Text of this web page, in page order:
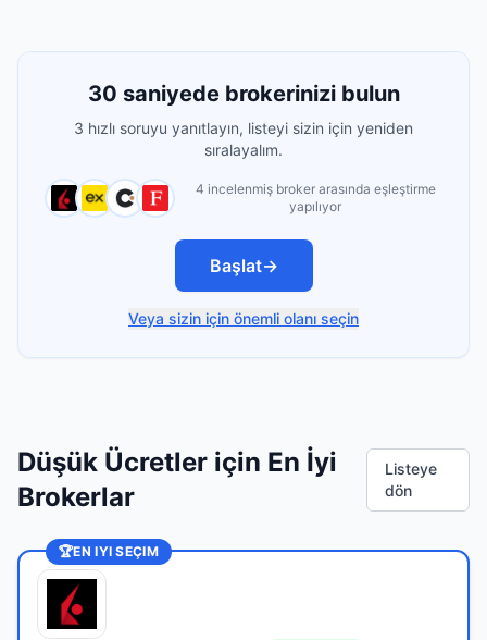
30 saniyede brokerinizi bulun
3 hızlı soruyu yanıtlayın, listeyi sizin için yeniden
sıralayalım.
4 incelenmiş broker arasında eşleştirme
yapılıyor
Başlat→
Veya sizin için önemli olanı seçin
Düşük Ücretler için En İyi
Brokerlar
Listeye
dön
🏆EN IYI SEÇIM